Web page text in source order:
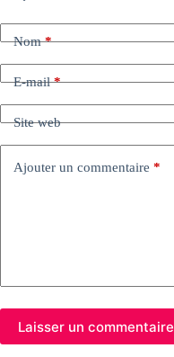
Nom*
E-mail*
Site web
Ajouter un commentaire *
Laisser un commentaire